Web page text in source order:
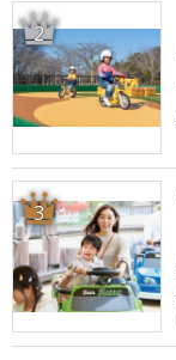
2
3